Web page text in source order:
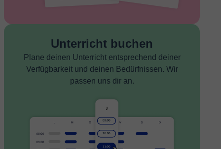
Unterricht buchen
Plane deinen Unterricht entsprechend deiner
Verfügbarkeit und deinen Bedürfnissen. Wir
passen uns dir an.